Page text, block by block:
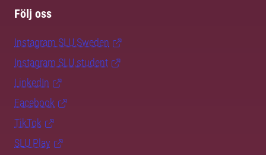
Följ oss
Instagram SLU.Sweden
Instagram SLU.student
LinkedIn
Facebook
TikTok
SLU Play